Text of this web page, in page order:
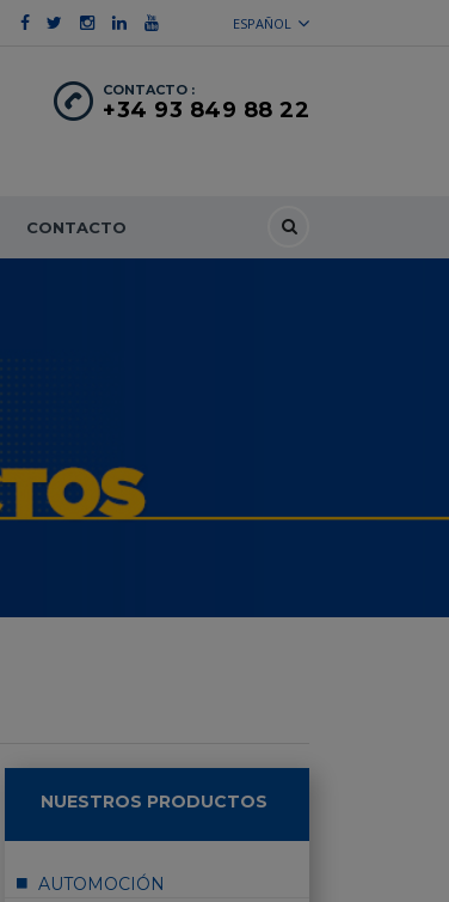
ESPAÑOL
CONTACTO :
+34 93 849 88 22
CONTACTO
NUESTROS PRODUCTOS
AUTOMOCIÓN